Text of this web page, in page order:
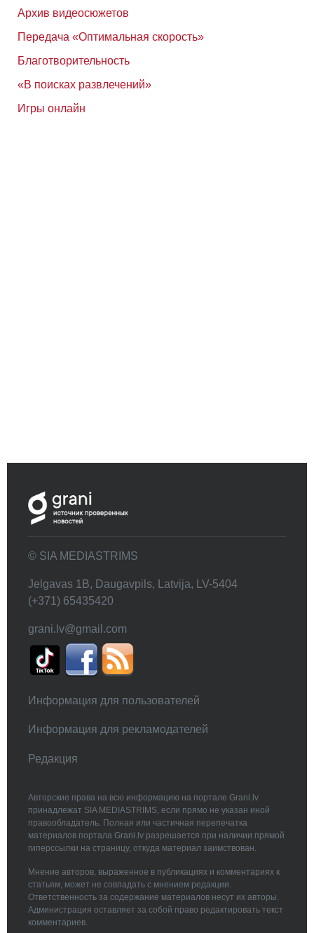
Архив видеосюжетов
Передача «Оптимальная скорость»
Благотворительность
«В поисках развлечений»
Игры онлайн
© SIA MEDIASTRIMS
Jelgavas 1B, Daugavpils, Latvija, LV-5404
(+371) 65435420
grani.lv@gmail.com
Информация для пользователей
Информация для рекламодателей
Редакция
Авторские права на всю информацию на портале Grani.lv
принадлежат SIA MEDIASTRIMS, если прямо не указан иной
правообладатель. Полная или частичная перепечатка
материалов портала Grani.lv разрешается при наличии прямой
гиперссылки на страницу, откуда материал заимствован.
Мнение авторов, выраженное в публикациях и комментариях к
статьям, может не совпадать с мнением редакции.
Ответственность за содержание материалов несут их авторы.
Администрация оставляет за собой право редактировать текст
комментариев.